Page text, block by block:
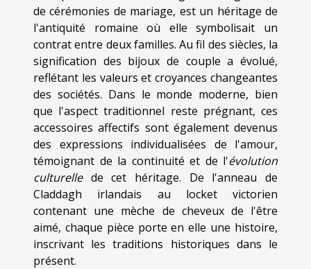
de cérémonies de mariage, est un héritage de
l'antiquité romaine où elle symbolisait un
contrat entre deux familles. Au fil des siècles, la
signification des bijoux de couple a évolué,
reflétant les valeurs et croyances changeantes
des sociétés. Dans le monde moderne, bien
que l'aspect traditionnel reste prégnant, ces
accessoires affectifs sont également devenus
des expressions individualisées de l'amour,
témoignant de la continuité et de l'évolution
culturellede cet héritage. De l'anneau de
Claddagh irlandais au locket victorien
contenant une mèche de cheveux de l'être
aimé, chaque pièce porte en elle une histoire,
inscrivant les traditions historiques dans le
présent.